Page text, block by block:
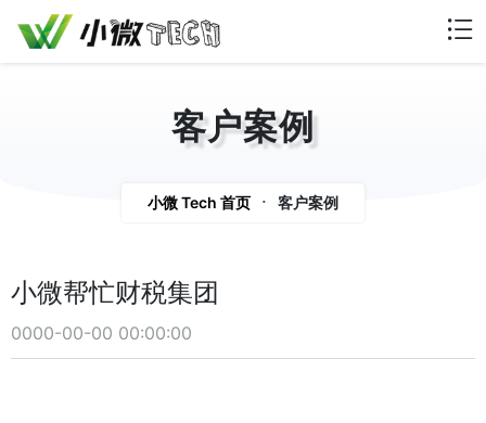
客户案例
小微 Tech 首页 客户案例
小微帮忙财税集团
0000-00-00 00:00:00